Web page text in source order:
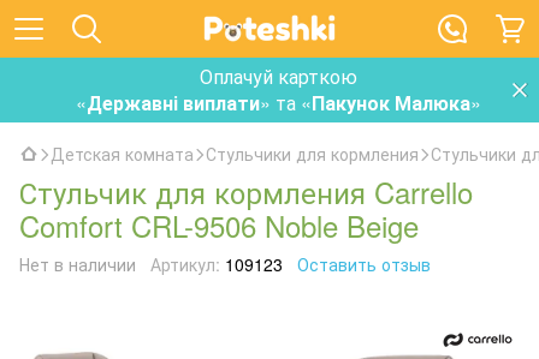
Оплачуй карткою
«Державні виплати» та «Пакунок Малюка»
Детская комната Стульчики для кормления Стульчики
Стульчик для кормления Carrello
Comfort CRL-9506 Noble Beige
Нет в наличии Артикул: 109123 Оставить отзыв